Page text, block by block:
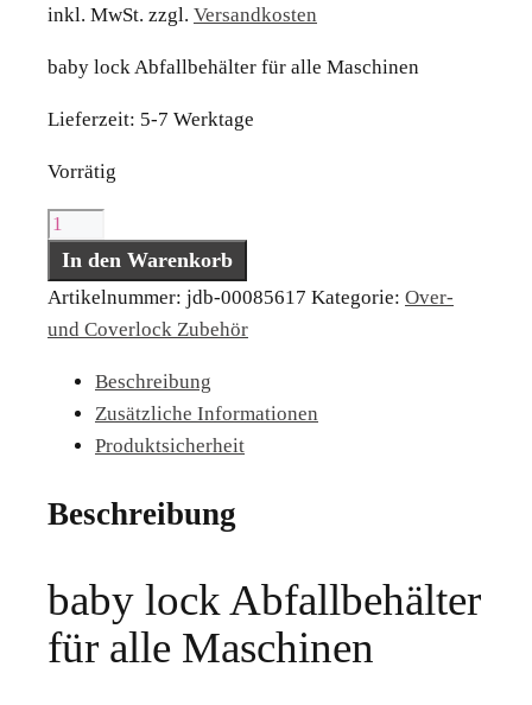
inkl. MwSt. zzgl. Versandkosten
baby lock Abfallbehälter für alle Maschinen
Lieferzeit: 5-7 Werktage
Vorrätig
baby
lock
Abfallbehälter
Maschinen
Menge
In den Warenkorb
Artikelnummer: jdb-00085617 Kategorie: Over-
und Coverlock Zubehör
Beschreibung
Zusätzliche Informationen
Produktsicherheit
Beschreibung
baby lock Abfallbehälter
für alle Maschinen